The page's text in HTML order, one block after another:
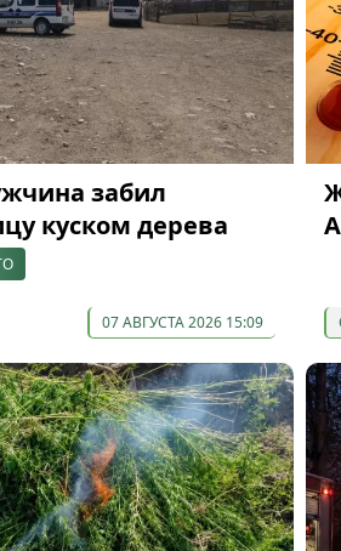
забил
куском дерева
07 АВГУСТА 2026 15:09